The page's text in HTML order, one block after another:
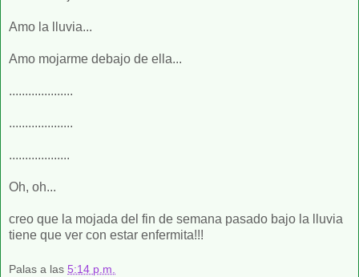
Amo la lluvia...
Amo mojarme debajo de ella...
....................
....................
...................
Oh, oh...
creo que la mojada del fin de semana pasado bajo la lluvia
tiene que ver con estar enfermita!!!
Palas a las 5:14 p.m.